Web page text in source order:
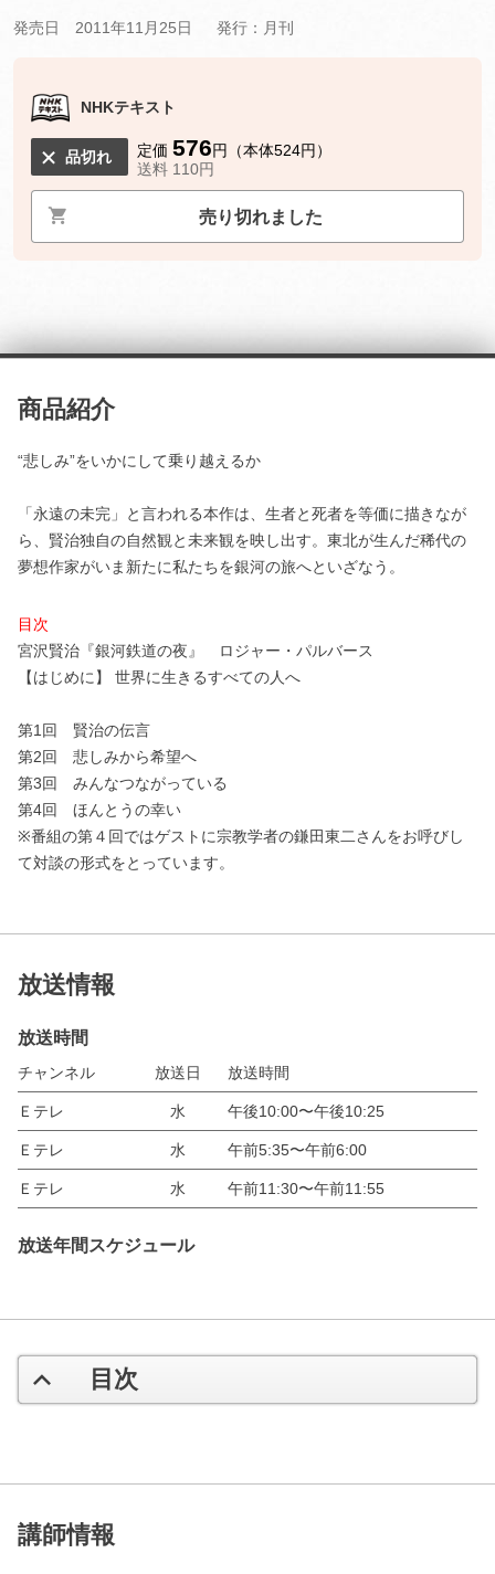
発売日 2011年11月25日 発行：月刊
NHKテキスト
品切れ 定価 576円（本体524円）
送料 110円
売り切れました
商品紹介
“悲しみ”をいかにして乗り越えるか
「永遠の未完」と言われる本作は、生者と死者を等価に描きなが
ら、賢治独自の自然観と未来観を映し出す。東北が生んだ稀代の
夢想作家がいま新たに私たちを銀河の旅へといざなう。
目次
宮沢賢治『銀河鉄道の夜』 ロジャー・パルバース
【はじめに】 世界に生きるすべての人へ
第1回 賢治の伝言
第2回 悲しみから希望へ
第3回 みんなつながっている
第4回 ほんとうの幸い
※番組の第４回ではゲストに宗教学者の鎌田東二さんをお呼びし
て対談の形式をとっています。
放送情報
放送時間
チャンネル 放送日 放送時間
Ｅテレ 水 午後10:00〜午後10:25
Ｅテレ 水 午前5:35〜午前6:00
Ｅテレ 水 午前11:30〜午前11:55
放送年間スケジュール
目次
講師情報